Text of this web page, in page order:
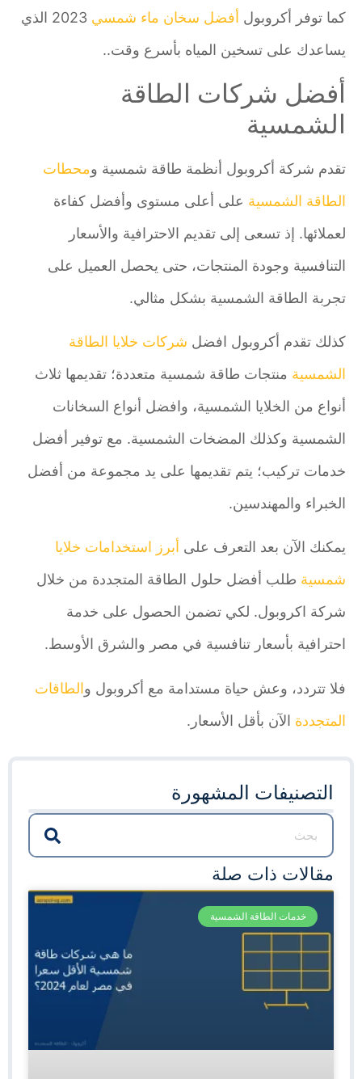
كما توفر أكروبولأفضل سخان ماء شمسي
2023 الذي
يساعدك على تسخين المياه بأسرع وقت..
أفضل شركات الطاقة
الشمسية
تقدم شركة أكروبول أنظمة طاقة شمسية ومحطات
الطاقة الشمسيةعلى أعلى مستوى وأفضل كفاءة
لعملائها. إذ تسعى إلى تقديم الاحترافية والأسعار
التنافسية وجودة المنتجات، حتى يحصل العميل على
تجربة الطاقة الشمسية بشكل مثالي.
كذلك تقدم أكروبول افضلشركات خلايا الطاقة
الشمسيةمنتجات طاقة شمسية متعددة؛ تقديمها ثلاث
أنواع من الخلايا الشمسية، وافضل أنواع السخانات
الشمسية وكذلك المضخات الشمسية. مع توفير أفضل
خدمات تركيب؛ يتم تقديمها على يد مجموعة من أفضل
الخبراء والمهندسين.
يمكنك الآن بعد التعرف علىأبرز استخدامات خلايا
شمسيةطلب أفضل حلول الطاقة المتجددة من خلال
شركة اكروبول. لكي تضمن الحصول على خدمة
احترافية بأسعار تنافسية في مصر والشرق الأوسط.
فلا تتردد، وعش حياة مستدامة مع أكروبول و الطاقات
المتجددةالآن بأقل الأسعار.
التصنيفات المشهورة
مقالات ذات صلة
خدمات الطاقة الشمسية